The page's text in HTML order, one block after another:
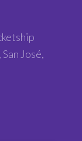
José,